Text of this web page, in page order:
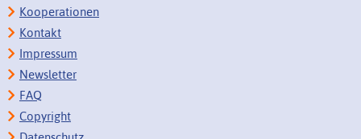
Kooperationen
Kontakt
Impressum
Newsletter
FAQ
Copyright